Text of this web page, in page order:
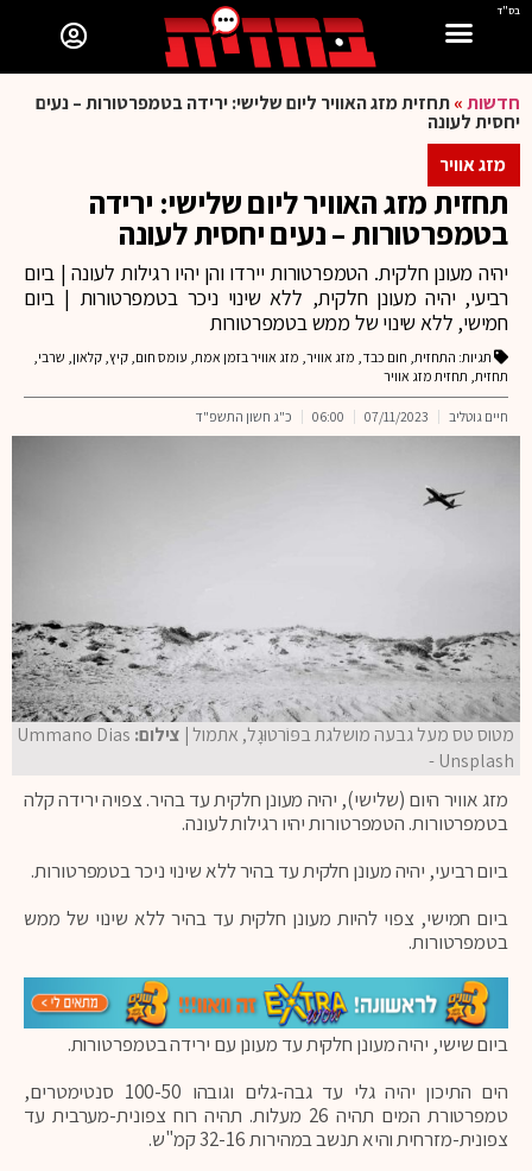
בס"ד
חדשות»תחזית מזג האוויר ליום שלישי: ירידה בטמפרטורות – נעים
יחסית לעונה
מזג אוויר
תחזית מזג האוויר ליום שלישי: ירידה
בטמפרטורות – נעים יחסית לעונה
יהיה מעונן חלקית. הטמפרטורות יירדו והן יהיו רגילות לעונה | ביום
רביעי, יהיה מעונן חלקית, ללא שינוי ניכר בטמפרטורות | ביום
חמישי, ללא שינוי של ממש בטמפרטורות
תגיות: התחזית, חום כבד, מזג אוויר, מזג אוויר בזמן אמת, עומס חום, קיץ, קלאון, שרבי,
תחזית, תחזית מזג אוויר
חיים גוטליב 07/11/2023
06:00 כ"ג חשון התשפ"ד
מטוס טס מעל גבעה מושלגת בפּוֹרטוּגָל, אתמול| צילום: Ummano Dias
- Unsplash
מזג אוויר היום (שלישי), יהיה מעונן חלקית עד בהיר. צפויה ירידה קלה
בטמפרטורות. הטמפרטורות יהיו רגילות לעונה.
ביום רביעי, יהיה מעונן חלקית עד בהיר ללא שינוי ניכר בטמפרטורות.
ביום חמישי, צפוי להיות מעונן חלקית עד בהיר ללא שינוי של ממש
בטמפרטורות.
ביום שישי, יהיה מעונן חלקית עד מעונן עם ירידה בטמפרטורות.
הים התיכון יהיה גלי עד גבה-גלים וגובהו 100-50 סנטימטרים,
טמפרטורת המים תהיה 26 מעלות. תהיה רוח צפונית-מערבית עד
צפונית-מזרחית והיא תנשב במהירות 32-16 קמ"ש.